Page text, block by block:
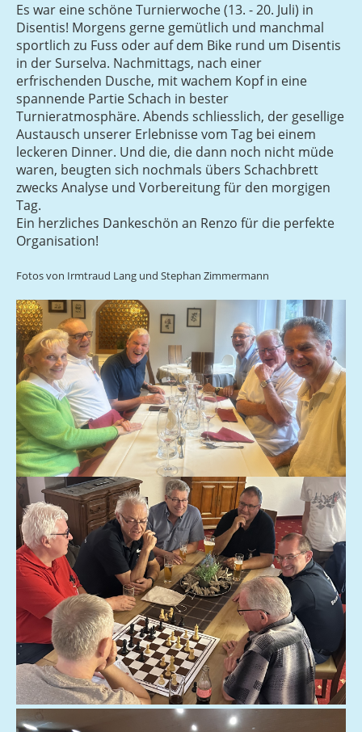
Es war eine schöne Turnierwoche (13. - 20. Juli) in
Disentis! Morgens gerne gemütlich und manchmal
sportlich zu Fuss oder auf dem Bike rund um Disentis
in der Surselva. Nachmittags, nach einer
erfrischenden Dusche, mit wachem Kopf in eine
spannende Partie Schach in bester
Turnieratmosphäre. Abends schliesslich, der gesellige
Austausch unserer Erlebnisse vom Tag bei einem
leckeren Dinner. Und die, die dann noch nicht müde
waren, beugten sich nochmals übers Schachbrett
zwecks Analyse und Vorbereitung für den morgigen
Tag.
Ein herzliches Dankeschön an Renzo für die perfekte
Organisation!
Fotos von Irmtraud Lang und Stephan Zimmermann